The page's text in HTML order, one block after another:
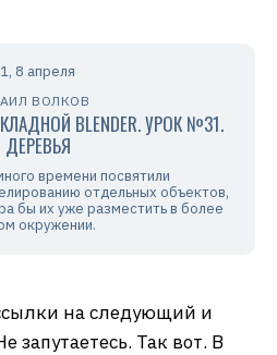
8 апреля
ВОЛКОВ
BLENDER. УРОК №31.
времени посвятили
отдельных объектов,
бы их уже разместить в более
окружении.
на следующий и
запутаетесь. Так вот. В